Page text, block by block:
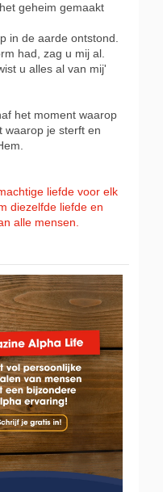
geheim gemaakt
in de aarde ontstond.
had, zag u mij al.
u alles al van mij'
het moment waarop
waarop je sterft en
liefde voor elk
diezelfde liefde en
alle mensen.